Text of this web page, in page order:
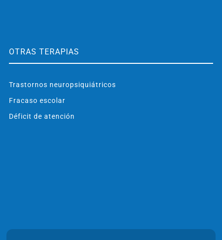
OTRAS TERAPIAS
Trastornos neuropsiquiátricos
Fracaso escolar
Déficit de atención